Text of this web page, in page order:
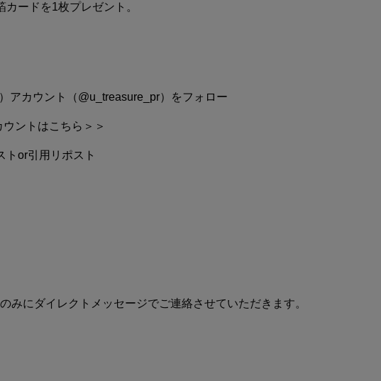
カード を1枚プレゼント。
アカウント（@u_treasure_pr） をフォロー
ントはこちら＞＞
トor引用リポスト
みにダイレクトメッセージでご連絡させていただきます。